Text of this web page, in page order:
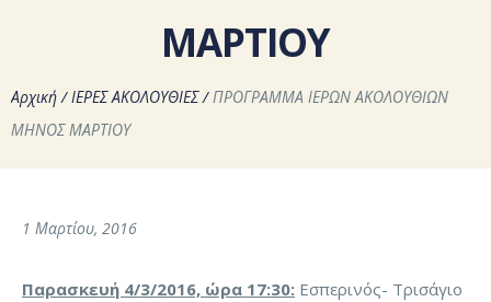
ΜΑΡΤΙΟΥ
Αρχική /ΙΕΡΕΣ ΑΚΟΛΟΥΘΙΕΣ /ΠΡΟΓΡΑΜΜΑ ΙΕΡΩΝ ΑΚΟΛΟΥΘΙΩΝ
ΜΗΝΟΣ ΜΑΡΤΙΟΥ
1 Μαρτίου, 2016
Παρασκευή 4/3/2016, ώρα 17:30: Εσπερινός- Τρισάγιο